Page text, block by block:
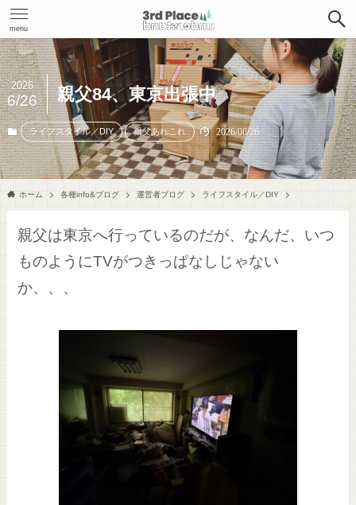
menu
親父84、東京出張中
2026
6/26
ライフスタイル／DIY 親父あれこれ 2026/06/26
ホーム 各種info&ブログ 運営者ブログ ライフスタイル／DIY
親父は東京へ行っているのだが、なんだ、いつ
ものようにTVがつきっぱなしじゃない
か、、、